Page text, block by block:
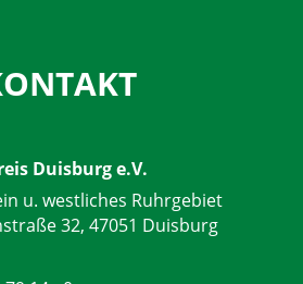
Duisburg e.V.
u. westliches Ruhrgebiet
32, 47051 Duisburg